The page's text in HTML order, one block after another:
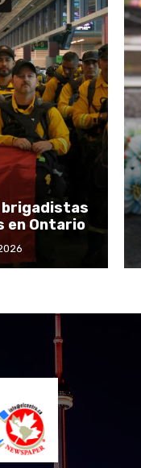
brigadistas
en Ontario